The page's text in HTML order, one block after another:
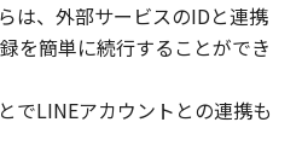
は、外部サービスのIDと連携
を簡単に続行することができ
でLINEアカウントとの連携も